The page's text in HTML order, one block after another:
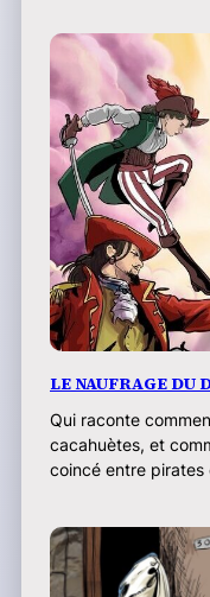
LE NAUFRAGE DU
Qui raconte
cacahuètes, et
coincé entre pirates